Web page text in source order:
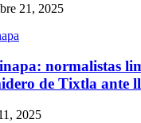
21, 2025
normalistas
de Tixtla ante
2025